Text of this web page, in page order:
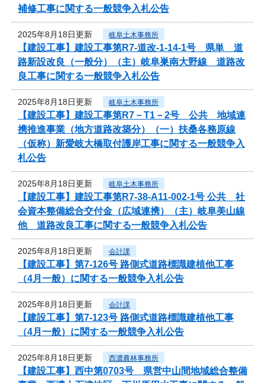
補修工事に関する一般競争入札公告
2025年8月18日更新 岐阜土木事務所
【建設工事】建設工事第R7-道改-1-14-1号 県単 道
路新設改良（一般分）（主）岐阜巣南大野線 道路改
良工事に関する一般競争入札公告
2025年8月18日更新 岐阜土木事務所
【建設工事】建設工事第R7－T1－2号 公共 地域連
携推進事業（地方道路改築分）（一）扶桑各務原線
（仮称）新愛岐大橋取付護岸工事に関する一般競争入
札公告
2025年8月18日更新 岐阜土木事務所
【建設工事】建設工事第R7-38-A11-002-1号 公共 社
会資本整備総合交付金（広域連携）（主）岐阜美山線
他 道路改良工事に関する一般競争入札公告
2025年8月18日更新 会計課
【建設工事】第7-126号 路側式道路標識建植他工事
（4月一般）に関する一般競争入札公告
2025年8月18日更新 会計課
【建設工事】第7-123号 路側式道路標識建植他工事
（4月一般）に関する一般競争入札公告
2025年8月18日更新 西濃農林事務所
【建設工事】西中第0703号 県営中山間地域総合整備